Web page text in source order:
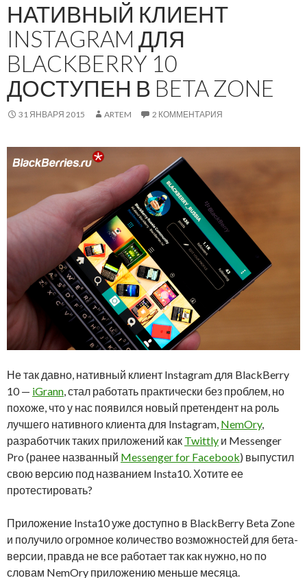
НАТИВНЫЙ КЛИЕНТ
INSTAGRAM ДЛЯ
BLACKBERRY 10
ДОСТУПЕН В BETA ZONE
31 ЯНВАРЯ 2015 ARTEM 2 КОММЕНТАРИЯ
Не так давно, нативный клиент Instagram для BlackBerry
10 — iGrann, стал работать практически без проблем, но
похоже, что у нас появился новый претендент на роль
лучшего нативного клиента для Instagram, NemOry,
разработчик таких приложений как Twittly и Messenger
Pro (ранее названный Messenger for Facebook) выпустил
свою версию под названием Insta10. Хотите ее
протестировать?
Приложение Insta10 уже доступно в BlackBerry Beta Zone
и получило огромное количество возможностей для бета-
версии, правда не все работает так как нужно, но по
словам NemOry приложению меньше месяца.